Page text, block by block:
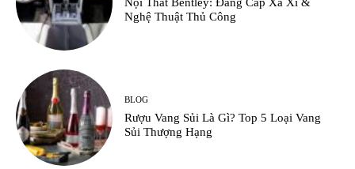
Nghệ Thuật Thủ Công
BLOG
Rượu Vang Sủi Là Gì? Top 5 Loại Vang
Sủi Thượng Hạng